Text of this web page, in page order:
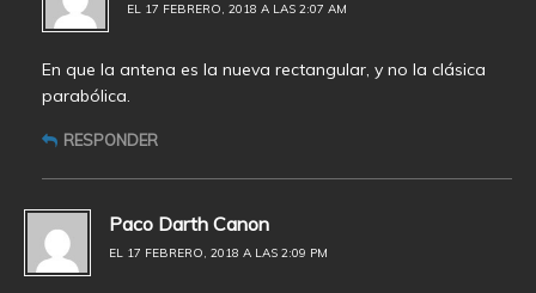
EL 17 FEBRERO, 2018 A LAS 2:07 AM
En que la antena es la nueva rectangular, y no la clásica
parabólica.
RESPONDER
Paco Darth Canon
EL 17 FEBRERO, 2018 A LAS 2:09 PM